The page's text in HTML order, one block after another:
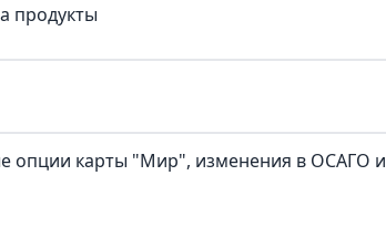
продукты
опции карты "Мир", изменения в ОСАГО и